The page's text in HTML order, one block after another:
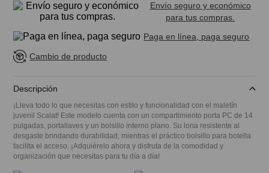
Envío seguro y económico
para tus compras.
Paga en línea, paga seguro
Cambio de producto
Descripción
¡Lleva todo lo que necesitas con estilo y funcionalidad con el maletín
juvenil Scalat! Este modelo cuenta con un compartimiento porta PC de 14
pulgadas, portallaves y un bolsillo interno plano. Su lona resistente al
desgaste brindando durabilidad, mientras el práctico bolsillo para botella
facilita el acceso. ¡Adquiérelo ahora y disfruta de la comodidad y
organización que necesitas para tu día a día!